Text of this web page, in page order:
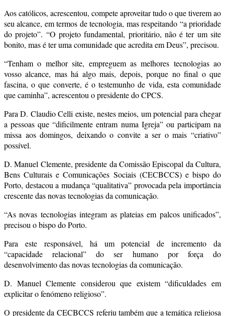
Aos católicos, acrescentou, compete aproveitar tudo o que tiverem ao
seu alcance, em termos de tecnologia, mas respeitando “a prioridade
do projeto”. “O projeto fundamental, prioritário, não é ter um site
bonito, mas é ter uma comunidade que acredita em Deus”, precisou.
“Tenham o melhor site, empreguem as melhores tecnologias ao
vosso alcance, mas há algo mais, depois, porque no final o que
fascina, o que converte, é o testemunho de vida, esta comunidade
que caminha”, acrescentou o presidente do CPCS.
Para D. Claudio Celli existe, nestes meios, um potencial para chegar
a pessoas que “dificilmente entram numa Igreja” ou participam na
missa aos domingos, deixando o convite a ser o mais “criativo”
possível.
D. Manuel Clemente, presidente da Comissão Episcopal da Cultura,
Bens Culturais e Comunicações Sociais (CECBCCS) e bispo do
Porto, destacou a mudança “qualitativa” provocada pela importância
crescente das novas tecnologias da comunicação.
“As novas tecnologias integram as plateias em palcos unificados”,
precisou o bispo do Porto.
Para este responsável, há um potencial de incremento da
“capacidade relacional” do ser humano por força do
desenvolvimento das novas tecnologias da comunicação.
D. Manuel Clemente considerou que existem “dificuldades em
explicitar o fenómeno religioso”.
O presidente da CECBCCS referiu também que a temática religiosa